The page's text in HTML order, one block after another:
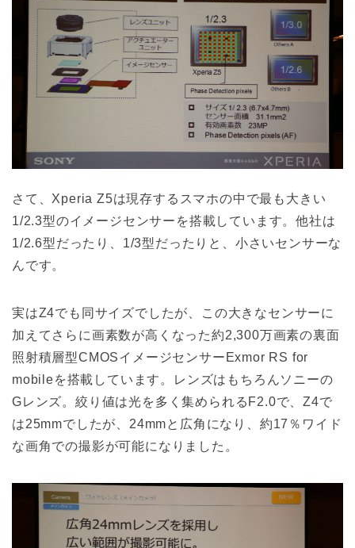
さて、Xperia Z5は現存するスマホの中で最も大きい
1/2.3型のイメージセンサーを搭載しています。他社は
1/2.6型だったり、1/3型だったりと、小さいセンサーな
んです。
実はZ4でも同サイズでしたが、この大きなセンサーに
加えてさらに画素数が高くなった約2,300万画素の裏面
照射積層型CMOSイメージセンサーExmor RS for
mobileを搭載しています。レンズはもちろんソニーの
Gレンズ。絞り値は光を多く集められるF2.0で、Z4で
は25mmでしたが、24mmと広角になり、約17％ワイド
な画角での撮影が可能になりました。